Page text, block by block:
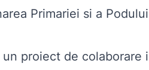
Primariei si a
proiect de